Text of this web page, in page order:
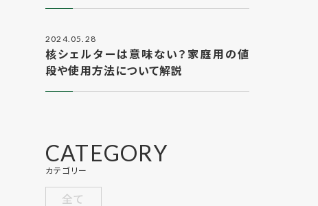
2024.05.28
核シェルターは意味ない？家庭用の値
段や使用方法について解説
CATEGORY
カテゴリー
全て